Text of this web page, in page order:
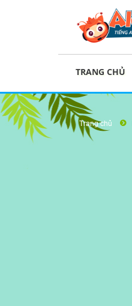
TRANG CHỦ
Trang chủ